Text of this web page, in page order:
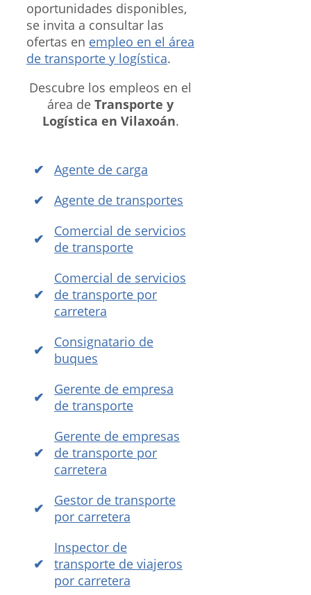
oportunidades disponibles,
se invita a consultar las
ofertas en empleo en el área
de transporte y logística.
Descubre los empleos en el
área deTransporte y
Logística en Vilaxoán.
Agente de carga
Agente de transportes
Comercial de servicios
de transporte
Comercial de servicios
de transporte por
carretera
Consignatario de
buques
Gerente de empresa
de transporte
Gerente de empresas
de transporte por
carretera
Gestor de transporte
por carretera
Inspector de
transporte de viajeros
por carretera